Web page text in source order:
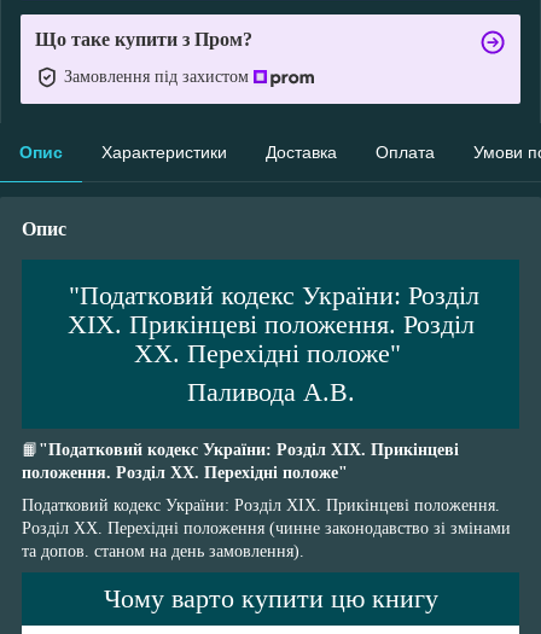
Що таке купити з Пром?
Замовлення під захистом
Опис Характеристики Доставка Оплата Умови
Опис
"Податковий кодекс України: Розділ
XIX. Прикінцеві положення. Розділ
XX. Перехідні положе"
Паливода А.В.
📙 "Податковий кодекс України: Розділ XIX. Прикінцеві
положення. Розділ XX. Перехідні положе"
Податковий кодекс України: Розділ XIX. Прикінцеві положення.
Розділ XX. Перехідні положення (чинне законодавство зі змінами
та допов. станом на день замовлення).
Чому варто купити цю книгу